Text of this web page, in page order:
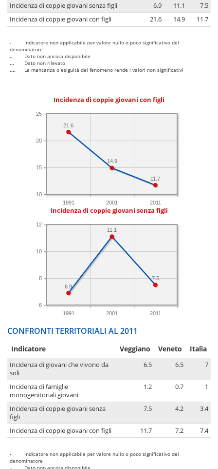
Incidenza di coppie giovani senza figli
6.9 11.1
7.5
Incidenza di coppie giovani con figli
21.6 14.9 11.7
-
Indicatore non applicabile per valore nullo o poco significativo del
denominatore
..
Dato non ancora disponibile
...
Dato non rilevato
....
La mancanza o esiguità del fenomeno rende i valori non significativi
Incidenza di coppie giovani con figli
1991 2001 2011
10
15
20
25
11.7
14.9
21.6
Incidenza di coppie giovani senza figli
1991 2001 2011
6
8
10
12
7.5
11.1
6.9
CONFRONTI TERRITORIALI AL 2011
Indicatore Veggiano Veneto Italia
Incidenza di giovani che vivono da
soli
6.5 6.5 7
Incidenza di famiglie
monogenitoriali giovani
1.2 0.7 1
Incidenza di coppie giovani senza
figli
7.5 4.2 3.4
Incidenza di coppie giovani con figli 11.7 7.2 7.4
-
Indicatore non applicabile per valore nullo o poco significativo del
denominatore